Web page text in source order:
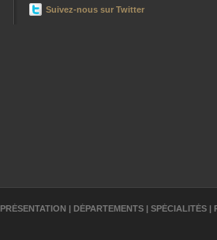
Suivez-nous sur Twitter
PRÉSENTATION | DÉPARTEMENTS | SPÉCIALITÉS |